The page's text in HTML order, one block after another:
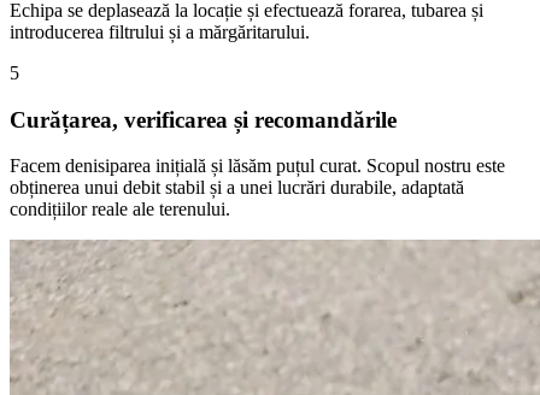
Echipa se deplasează la locație și efectuează forarea, tubarea și
introducerea filtrului și a mărgăritarului.
5
Curățarea, verificarea și recomandările
Facem denisiparea inițială și lăsăm puțul curat. Scopul nostru este
obținerea unui debit stabil și a unei lucrări durabile, adaptată
condițiilor reale ale terenului.